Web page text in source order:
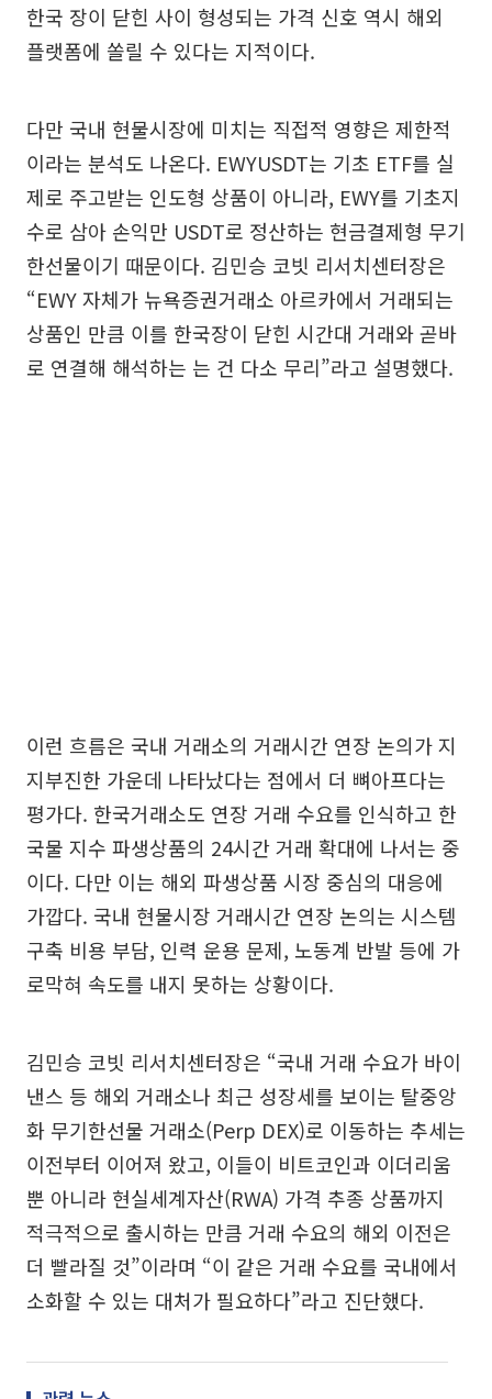
한국 장이 닫힌 사이 형성되는 가격 신호 역시 해외
플랫폼에 쏠릴 수 있다는 지적이다.
다만 국내 현물시장에 미치는 직접적 영향은 제한적
이라는 분석도 나온다. EWYUSDT는 기초 ETF를 실
제로 주고받는 인도형 상품이 아니라, EWY를 기초지
수로 삼아 손익만 USDT로 정산하는 현금결제형 무기
한선물이기 때문이다. 김민승 코빗 리서치센터장은
“EWY 자체가 뉴욕증권거래소 아르카에서 거래되는
상품인 만큼 이를 한국장이 닫힌 시간대 거래와 곧바
로 연결해 해석하는 는 건 다소 무리”라고 설명했다.
이런 흐름은 국내 거래소의 거래시간 연장 논의가 지
지부진한 가운데 나타났다는 점에서 더 뼈아프다는
평가다. 한국거래소도 연장 거래 수요를 인식하고 한
국물 지수 파생상품의 24시간 거래 확대에 나서는 중
이다. 다만 이는 해외 파생상품 시장 중심의 대응에
가깝다. 국내 현물시장 거래시간 연장 논의는 시스템
구축 비용 부담, 인력 운용 문제, 노동계 반발 등에 가
로막혀 속도를 내지 못하는 상황이다.
김민승 코빗 리서치센터장은 “국내 거래 수요가 바이
낸스 등 해외 거래소나 최근 성장세를 보이는 탈중앙
화 무기한선물 거래소(Perp DEX)로 이동하는 추세는
이전부터 이어져 왔고, 이들이 비트코인과 이더리움
뿐 아니라 현실세계자산(RWA) 가격 추종 상품까지
적극적으로 출시하는 만큼 거래 수요의 해외 이전은
더 빨라질 것”이라며 “이 같은 거래 수요를 국내에서
소화할 수 있는 대처가 필요하다”라고 진단했다.